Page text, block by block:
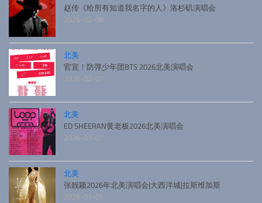
赵传《给所有知道我名字的人》洛杉矶演唱会
2026-02-08
北美
官宣！防弹少年团BTS 2026北美演唱会
2026-02-07
北美
ED SHEERAN黄老板2026北美演唱会
2026-01-07
北美
张靓颖2026年北美演唱会|大西洋城|拉斯维加斯
2026-01-05